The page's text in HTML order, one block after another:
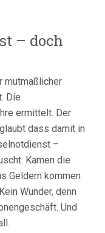
– doch
mutmaßlicher
Die
ermittelt. Der
dass damit in
–
Kamen die
Geldern kommen
Wunder, denn
Und